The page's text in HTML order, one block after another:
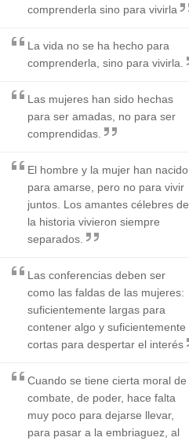
comprenderla sino para vivirla
La vida no se ha hecho para
comprenderla, sino para vivirla.
Las mujeres han sido hechas
para ser amadas, no para ser
comprendidas.
El hombre y la mujer han nacido
para amarse, pero no para vivir
juntos. Los amantes célebres de
la historia vivieron siempre
separados.
Las conferencias deben ser
como las faldas de las mujeres:
suficientemente largas para
contener algo y suficientemente
cortas para despertar el interés
Cuando se tiene cierta moral de
combate, de poder, hace falta
muy poco para dejarse llevar,
para pasar a la embriaguez, al